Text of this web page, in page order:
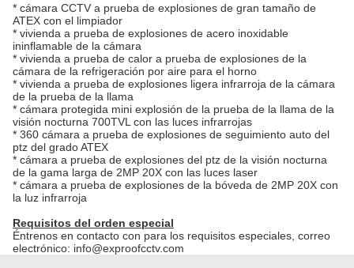
* cámara CCTV a prueba de explosiones de gran tamaño de
ATEX con el limpiador
* vivienda a prueba de explosiones de acero inoxidable
ininflamable de la cámara
* vivienda a prueba de calor a prueba de explosiones de la
cámara de la refrigeración por aire para el horno
* vivienda a prueba de explosiones ligera infrarroja de la cámara
de la prueba de la llama
* cámara protegida mini explosión de la prueba de la llama de la
visión nocturna 700TVL con las luces infrarrojas
* 360 cámara a prueba de explosiones de seguimiento auto del
ptz del grado ATEX
* cámara a prueba de explosiones del ptz de la visión nocturna
de la gama larga de 2MP 20X con las luces laser
* cámara a prueba de explosiones de la bóveda de 2MP 20X con
la luz infrarroja
Requisitos del orden especial
Éntrenos en contacto con para los requisitos especiales, correo
electrónico: info@exproofcctv.com